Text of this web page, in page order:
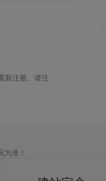
新注册。请注
准！